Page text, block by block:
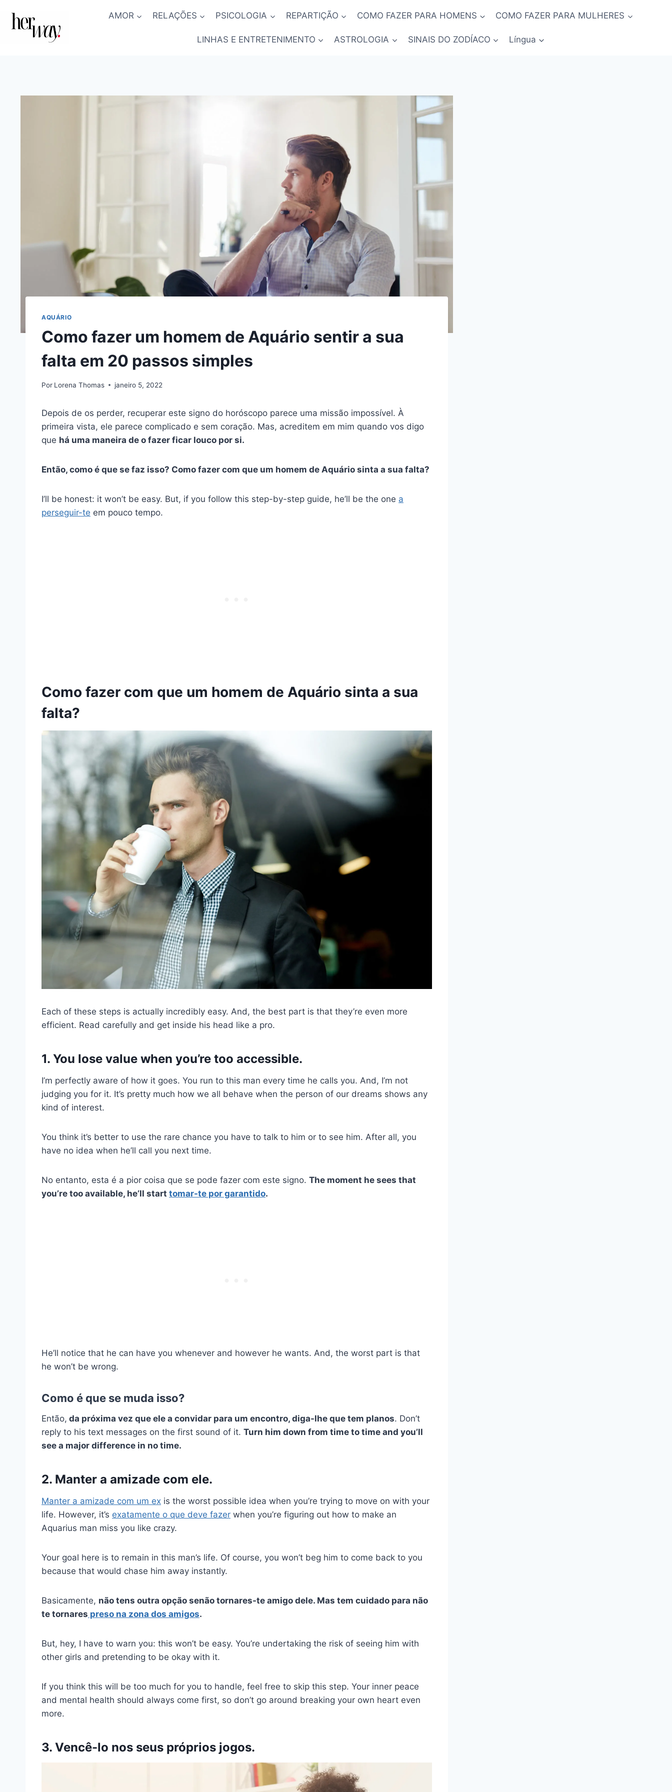
AMOR RELAÇÕES PSICOLOGIA REPARTIÇÃO COMO FAZER PARA HOMENS COMO FAZER PARA MULHERES
LINHAS E ENTRETENIMENTO ASTROLOGIA SINAIS DO ZODÍACO Língua
AQUÁRIO
Como fazer um homem de Aquário sentir a sua
falta em 20 passos simples
Por Lorena Thomas janeiro 5, 2022
Depois de os perder, recuperar este signo do horóscopo parece uma missão impossível. À
primeira vista, ele parece complicado e sem coração. Mas, acreditem em mim quando vos digo
que há uma maneira de o fazer ficar louco por si.
Então, como é que se faz isso? Como fazer com que um homem de Aquário sinta a sua falta?
I’ll be honest: it won’t be easy. But, if you follow this step-by-step guide, he’ll be the one a
perseguir-te em pouco tempo.
Como fazer com que um homem de Aquário sinta a sua
falta?
Each of these steps is actually incredibly easy. And, the best part is that they’re even more
efficient. Read carefully and get inside his head like a pro.
1. You lose value when you’re too accessible.
I’m perfectly aware of how it goes. You run to this man every time he calls you. And, I’m not
judging you for it. It’s pretty much how we all behave when the person of our dreams shows any
kind of interest.
You think it’s better to use the rare chance you have to talk to him or to see him. After all, you
have no idea when he’ll call you next time.
No entanto, esta é a pior coisa que se pode fazer com este signo. The moment he sees that
you’re too available, he’ll start tomar-te por garantido.
He’ll notice that he can have you whenever and however he wants. And, the worst part is that
he won’t be wrong.
Como é que se muda isso?
Então, da próxima vez que ele a convidar para um encontro, diga-lhe que tem planos. Don’t
reply to his text messages on the first sound of it. Turn him down from time to time and you’ll
see a major difference in no time.
2. Manter a amizade com ele.
Manter a amizade com um ex is the worst possible idea when you’re trying to move on with your
life. However, it’s exatamente o que deve fazer when you’re figuring out how to make an
Aquarius man miss you like crazy.
Your goal here is to remain in this man’s life. Of course, you won’t beg him to come back to you
because that would chase him away instantly.
Basicamente, não tens outra opção senão tornares-te amigo dele. Mas tem cuidado para não
te tornares preso na zona dos amigos.
But, hey, I have to warn you: this won’t be easy. You’re undertaking the risk of seeing him with
other girls and pretending to be okay with it.
If you think this will be too much for you to handle, feel free to skip this step. Your inner peace
and mental health should always come first, so don’t go around breaking your own heart even
more.
3. Vencê-lo nos seus próprios jogos.